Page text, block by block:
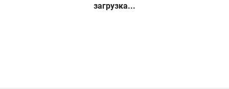
загрузка...